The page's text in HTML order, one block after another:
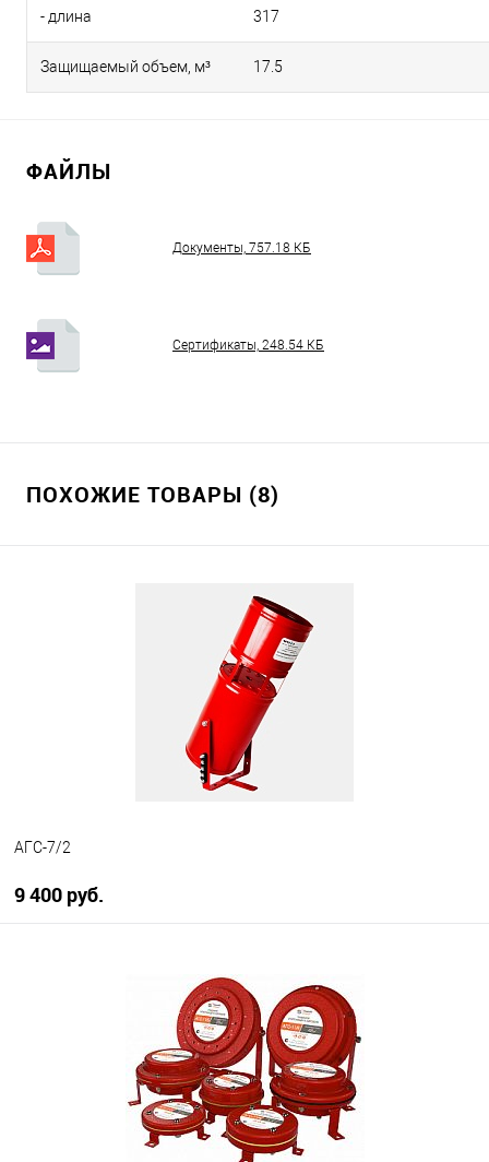
- длина 317
Защищаемый объем, м³ 17.5
ФАЙЛЫ
Документы, 757.18 КБ
Сертификаты, 248.54 КБ
ПОХОЖИЕ ТОВАРЫ (8)
АГС-7/2
9 400 руб.
В наличии